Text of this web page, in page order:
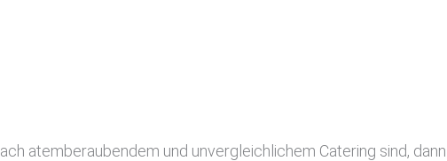
atemberaubendem und unvergleichlichem Catering sind,